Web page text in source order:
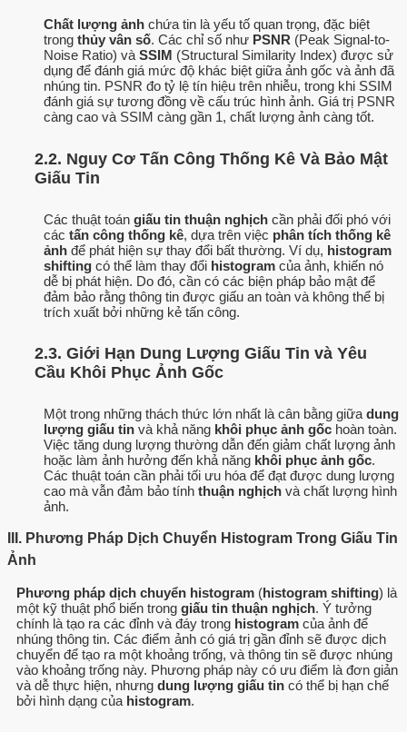
Chất lượng ảnh chứa tin là yếu tố quan trọng, đặc biệt
trong thủy vân số. Các chỉ số như PSNR (Peak Signal-to-
Noise Ratio) vàSSIM (Structural Similarity Index) được sử
dụng để đánh giá mức độ khác biệt giữa ảnh gốc và ảnh đã
nhúng tin. PSNR đo tỷ lệ tín hiệu trên nhiễu, trong khi SSIM
đánh giá sự tương đồng về cấu trúc hình ảnh. Giá trị PSNR
càng cao và SSIM càng gần 1, chất lượng ảnh càng tốt.
2.2. Nguy Cơ Tấn Công Thống Kê Và Bảo Mật
Giấu Tin
Các thuật toán giấu tin thuận nghịch cần phải đối phó với
các tấn công thống kê, dựa trên việc phân tích thống kê
ảnh để phát hiện sự thay đổi bất thường. Ví dụ, histogram
shifting có thể làm thay đổi histogram của ảnh, khiến nó
dễ bị phát hiện. Do đó, cần có các biện pháp bảo mật để
đảm bảo rằng thông tin được giấu an toàn và không thể bị
trích xuất bởi những kẻ tấn công.
2.3. Giới Hạn Dung Lượng Giấu Tin và Yêu
Cầu Khôi Phục Ảnh Gốc
Một trong những thách thức lớn nhất là cân bằng giữa dung
lượng giấu tin và khả năng khôi phục ảnh gốc hoàn toàn.
Việc tăng dung lượng thường dẫn đến giảm chất lượng ảnh
hoặc làm ảnh hưởng đến khả năng khôi phục ảnh gốc.
Các thuật toán cần phải tối ưu hóa để đạt được dung lượng
cao mà vẫn đảm bảo tính thuận nghịch và chất lượng hình
ảnh.
III. Phương Pháp Dịch Chuyển Histogram Trong Giấu Tin
Ảnh
Phương pháp dịch chuyển histogram (histogram shifting) là
một kỹ thuật phổ biến trong giấu tin thuận nghịch. Ý tưởng
chính là tạo ra các đỉnh và đáy trong histogram của ảnh để
nhúng thông tin. Các điểm ảnh có giá trị gần đỉnh sẽ được dịch
chuyển để tạo ra một khoảng trống, và thông tin sẽ được nhúng
vào khoảng trống này. Phương pháp này có ưu điểm là đơn giản
và dễ thực hiện, nhưng dung lượng giấu tin có thể bị hạn chế
bởi hình dạng của histogram.